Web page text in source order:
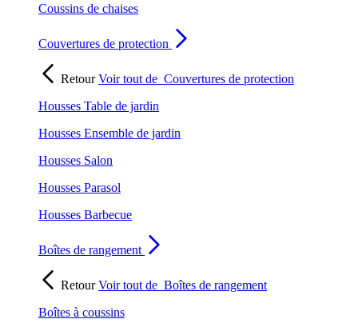
Coussins de chaises
Couvertures de protection
RetourVoir tout de Couvertures de protection
Housses Table de jardin
Housses Ensemble de jardin
Housses Salon
Housses Parasol
Housses Barbecue
Boîtes de rangement
RetourVoir tout de Boîtes de rangement
Boîtes à coussins